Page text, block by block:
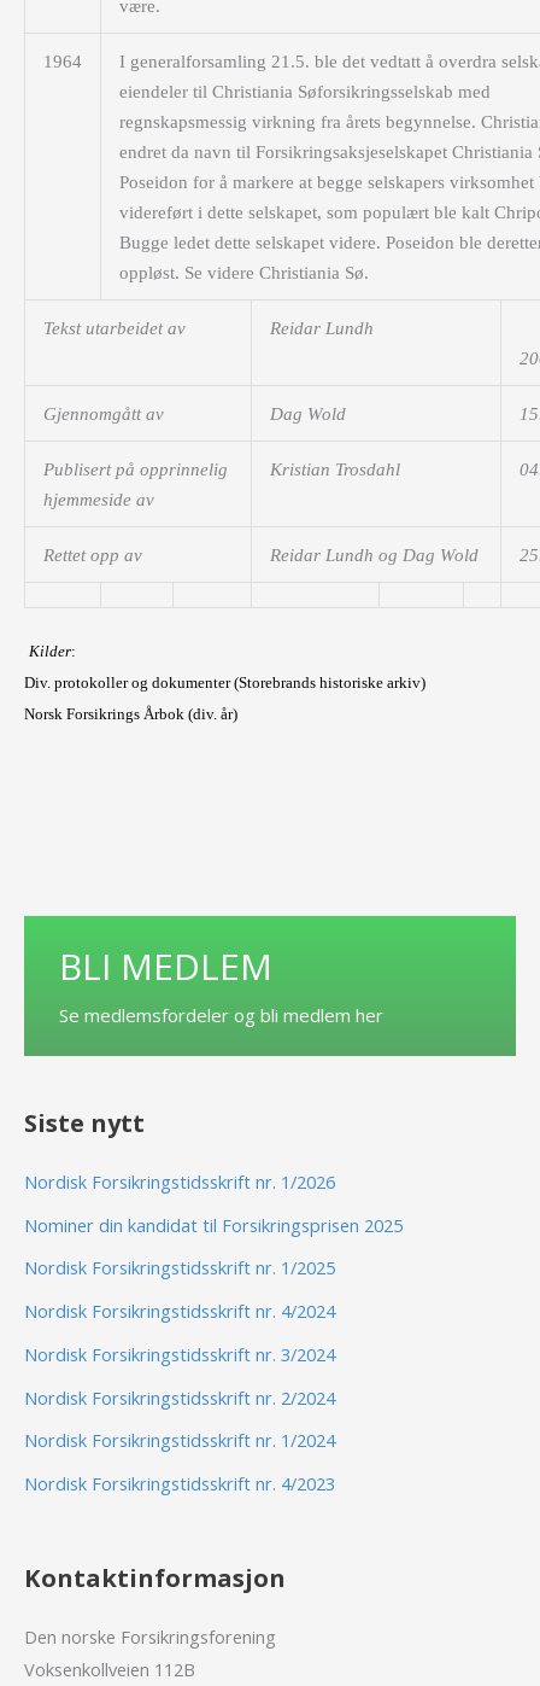
være.
1964
I generalforsamling 21.5. ble det vedtatt å overdra
eiendeler til Christiania Søforsikringsselskab med
regnskapsmessig virkning fra årets begynnelse.
endret da navn til Forsikringsaksjeselskapet Christiania
Poseidon for å markere at begge selskapers virksomhet
videreført i dette selskapet, som populært ble kalt
Bugge ledet dette selskapet videre. Poseidon ble
oppløst. Se videre Christiania Sø.
Tekst utarbeidet av
Reidar Lundh
Gjennomgått av Dag Wold
Publisert på opprinnelig
hjemmeside av
Kristian Trosdahl
Rettet opp av Reidar Lundh og Dag Wold
Kilder:
Div. protokoller og dokumenter (Storebrands historiske arkiv)
Norsk Forsikrings Årbok (div. år)
BLI MEDLEM
Se medlemsfordeler og bli medlem her
Siste nytt
Nordisk Forsikringstidsskrift nr. 1/2026
Nominer din kandidat til Forsikringsprisen 2025
Nordisk Forsikringstidsskrift nr. 1/2025
Nordisk Forsikringstidsskrift nr. 4/2024
Nordisk Forsikringstidsskrift nr. 3/2024
Nordisk Forsikringstidsskrift nr. 2/2024
Nordisk Forsikringstidsskrift nr. 1/2024
Nordisk Forsikringstidsskrift nr. 4/2023
Kontaktinformasjon
Den norske Forsikringsforening
Voksenkollveien 112B